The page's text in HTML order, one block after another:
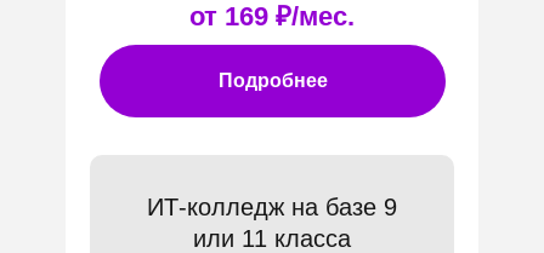
ИТ-колледж на базе 9
или 11 класса
Подробнее
от 169 ₽/мес.